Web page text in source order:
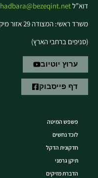
דוא”לhadbara@bezeqint.net
משרד ראשי: המצודה 29 אזור מיקוד 5800173
(סניפים ברחבי הארץ)
ערוץ יוטיוב
דף פייסבוק
פשפש המיטה
לוכד נחשים
חדקונית הדקל
תיקן גרמני
הדברת מזיקים